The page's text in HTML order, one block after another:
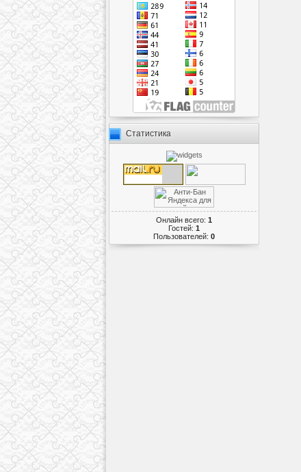
Статистика
Онлайн всего: 1
Гостей: 1
Пользователей: 0